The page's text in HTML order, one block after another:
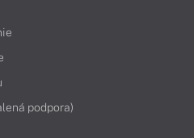
podpora)